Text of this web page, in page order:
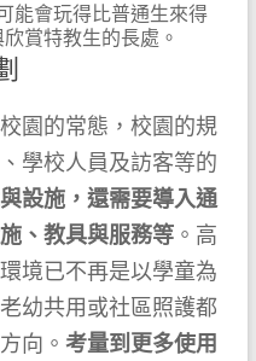
能會玩得比普通生來得
賞特教生的長處。
園的常態，校園的規
學校人員及訪客等的
設施，還需要導入通
、教具與服務等。高
境已不再是以學童為
幼共用或社區照護都
向。 考量到更多使用